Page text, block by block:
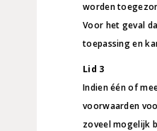
worden
Voor het geval
toepassing en
Lid 3
Indien één of
voorwaarden
zoveel mogelijk